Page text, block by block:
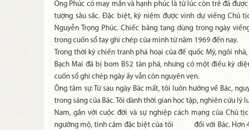
Ông Phúc có may mắn và hạnh phúc là từ lúc còn trẻ đã
tượng sâu sắc. Đặc biệt, kỷ niệm được vinh dự viếng Chủ
Nguyễn Trọng Phúc. Chiếc băng tang dùng trong ngày
trong cuốn sổ tay ghi chép của mình từ năm 1969 đến nay.
Trong thời kỳ chiến tranh phá hoại của đế quốc Mỹ, ngôi
Bạch Mai đã bị bom B52 tàn phá, nhưng có một điều kỳ
cuốn sổ ghi chép ngày ấy vẫn còn nguyên vẹn.
Ông tâm sự: Từ sau ngày Bác mất, tôi luôn hướng về Bác,
trong sáng của Bác. Tôi dành thời gian học tập, nghiên
Nam, gắn với cuộc đời và sự nghiệp cách mạng của Chủ
ngưỡng mộ, tình cảm đặc biệt của tôi đối với Bác. Hơn